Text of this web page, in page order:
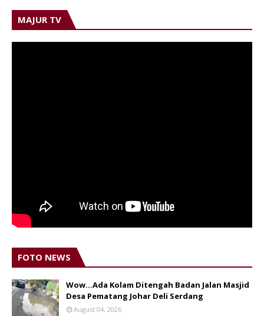
MAJUR TV
FOTO NEWS
Wow...Ada Kolam Ditengah Badan Jalan Masjid
Desa Pematang Johar Deli Serdang
August 04, 2026